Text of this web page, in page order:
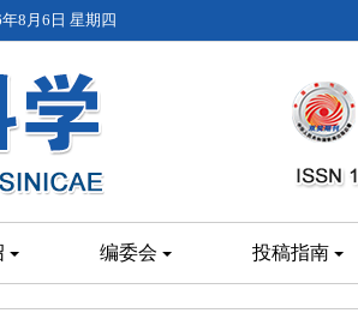
8月6日 星期四
编委会 投稿指南